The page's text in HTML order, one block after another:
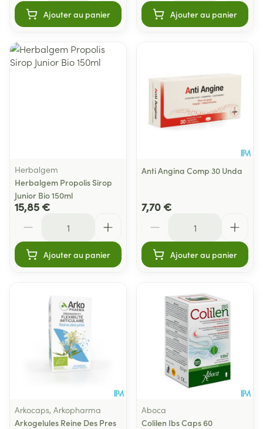
Ajouter au panier Ajouter au panier
Herbalgem
Herbalgem Propolis Sirop
Junior Bio 150ml
15,85 €
Ajouter au panier
Anti Angina Comp 30 Unda
7,70 €
Ajouter au panier
Arkocaps, Arkopharma
Arkogelules Reine Des Pres
Aboca
Colilen Ibs Caps 60